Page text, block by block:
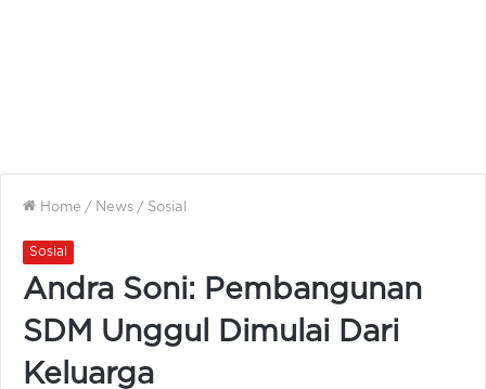
Home / News / Sosial
Sosial
Andra Soni: Pembangunan
SDM Unggul Dimulai Dari
Keluarga